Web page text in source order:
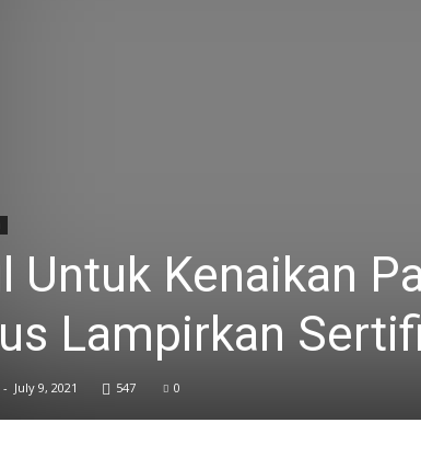
Untuk Kenaikan
Lampirkan
- July 9, 2021 547 0